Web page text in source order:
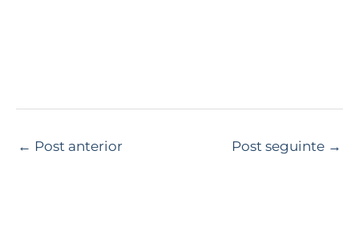
← Post anterior Post seguinte →